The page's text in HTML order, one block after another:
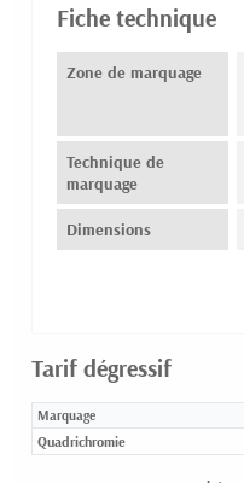
Fiche technique
Zone de marquage
Technique de
marquage
Dimensions
Tarif dégressif
Marquage
Quadrichromie